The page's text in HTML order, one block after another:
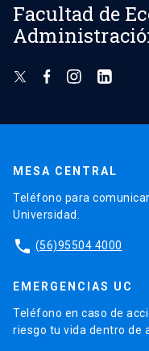
Facultad de
MESA CENTRAL
Teléfono para
Universidad.
phone (56)95504 4000
EMERGENCIAS UC
Teléfono en caso de
riesgo tu vida dentro de